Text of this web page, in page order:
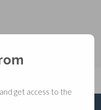
get access to the